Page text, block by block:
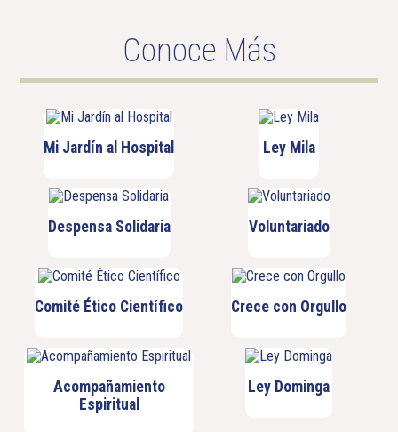
Conoce Más
Mi Jardín al Hospital Ley Mila
Despensa Solidaria Voluntariado
Comité Ético Científico Crece con Orgullo
Acompañamiento
Espiritual
Ley Dominga